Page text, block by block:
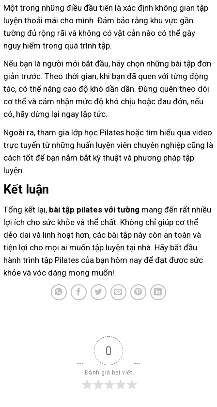
Một trong những điều đầu tiên là xác định không gian tập
luyện thoải mái cho mình. Đảm bảo rằng khu vực gần
tường đủ rộng rãi và không có vật cản nào có thể gây
nguy hiểm trong quá trình tập.
Nếu bạn là người mới bắt đầu, hãy chọn những bài tập đơn
giản trước. Theo thời gian, khi bạn đã quen với từng động
tác, có thể nâng cao độ khó dần dần. Đừng quên theo dõi
cơ thể và cảm nhận mức độ khó chịu hoặc đau đớn, nếu
có, hãy dừng lại ngay lập tức.
Ngoài ra, tham gia lớp học Pilates hoặc tìm hiểu qua video
trực tuyến từ những huấn luyện viên chuyên nghiệp cũng là
cách tốt để bạn nắm bắt kỹ thuật và phương pháp tập
luyện.
Kết luận
Tổng kết lại, bài tập pilates với tường mang đến rất nhiều
lợi ích cho sức khỏe và thể chất. Không chỉ giúp cơ thể
dẻo dai và linh hoạt hơn, các bài tập này còn an toàn và
tiện lợi cho mọi ai muốn tập luyện tại nhà. Hãy bắt đầu
hành trình tập Pilates của bạn hôm nay để đạt được sức
khỏe và vóc dáng mong muốn!
0
Đánh giá bài viết